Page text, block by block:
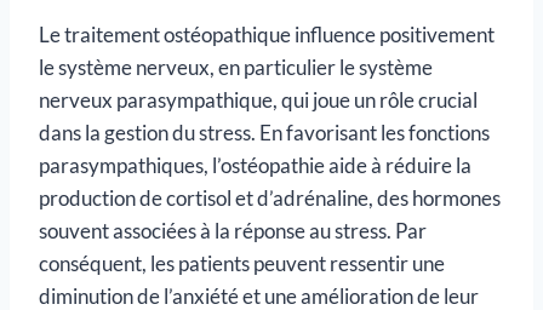
Le traitement ostéopathique influence positivement
le système nerveux, en particulier le système
nerveux parasympathique, qui joue un rôle crucial
dans la gestion du stress. En favorisant les fonctions
parasympathiques, l’ostéopathie aide à réduire la
production de cortisol et d’adrénaline, des hormones
souvent associées à la réponse au stress. Par
conséquent, les patients peuvent ressentir une
diminution de l’anxiété et une amélioration de leur